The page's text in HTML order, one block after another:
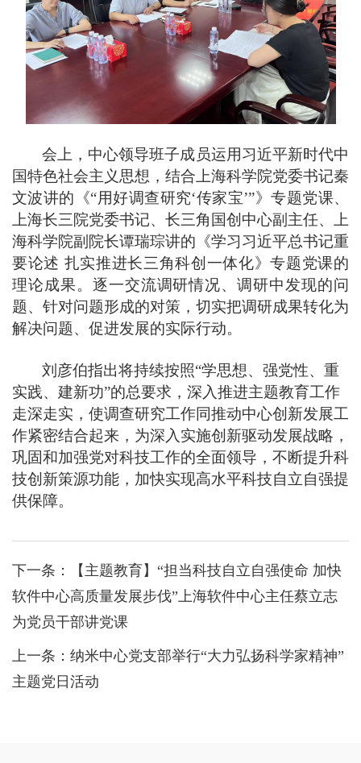
会上，中心领导班子成员运用习近平新时代中
国特色社会主义思想，结合上海科学院党委书记秦
文波讲的《“用好调查研究‘传家宝’”》专题党课、
上海长三院党委书记、长三角国创中心副主任、上
海科学院副院长谭瑞琮讲的《学习习近平总书记重
要论述 扎实推进长三角科创一体化》专题党课的
理论成果。逐一交流调研情况、调研中发现的问
题、针对问题形成的对策，切实把调研成果转化为
解决问题、促进发展的实际行动。
刘彦伯指出将持续按照“学思想、强党性、重
实践、建新功”的总要求，深入推进主题教育工作
走深走实，使调查研究工作同推动中心创新发展工
作紧密结合起来，为深入实施创新驱动发展战略，
巩固和加强党对科技工作的全面领导，不断提升科
技创新策源功能，加快实现高水平科技自立自强提
供保障。
下一条：
【主题教育】“担当科技自立自强使命 加快
软件中心高质量发展步伐”上海软件中心主任蔡立志
为党员干部讲党课
上一条： 纳米中心党支部举行“大力弘扬科学家精神”
主题党日活动